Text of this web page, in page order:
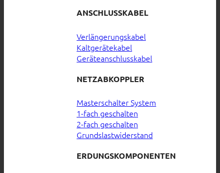
ANSCHLUSSKABEL
Verlängerungskabel
Kaltgerätekabel
Geräteanschlusskabel
NETZABKOPPLER
Masterschalter System
1-fach geschalten
2-fach geschalten
Grundslastwiderstand
ERDUNGSKOMPONENTEN